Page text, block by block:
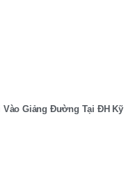
Giảng Đường Tại ĐH Kỹ